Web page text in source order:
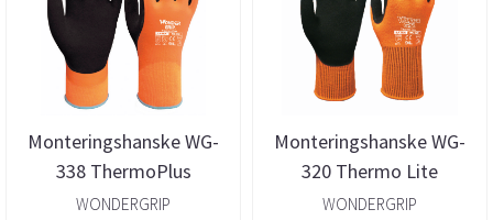
Monteringshanske WG-
338 ThermoPlus
WONDERGRIP
Monteringshanske WG-
320 Thermo Lite
WONDERGRIP